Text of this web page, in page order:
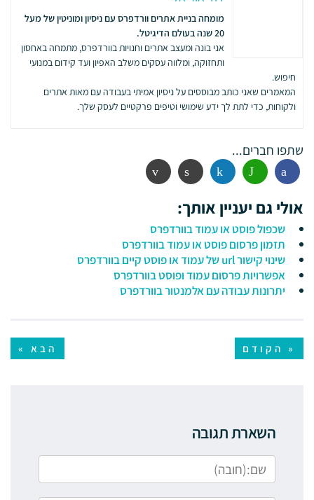
מומחה בניית אתרים וורדפרס עם ניסיון ומוניטין של מעל
20 שנה בעולם הדיגיטל.
אני בונה ומעצב אתרים וחנויות בוורדפרס, מתמחה באחסון
ותחזוקה, ומלווה עסקים משלב האפיון ועד קידום במנועי
חיפוש.
המאמרים שאני כותב מבוססים על ניסיון אמיתי בעבודה עם מאות אתרים
ולקוחות, כדי לתת לך ידע שימושי וטיפים פרקטיים לעסק שלך.
שתפו חברים...
פייסבוק ווטסאפ לינקדין הדפסה אימייל
אולי גם יעניין אותך:
שכפול פוסט או עמוד בוורדפרס
תזמון פרסום פוסט או עמוד בוורדפרס
שינוי קישור url של עמוד או פוסט קיים בוורדפרס
אפשרויות פרסום עמוד ופוסט בוורדפרס
יתרונות עבודה עם אלמנטור בוורדפרס
« הקודם הבא »
השארת תגובה